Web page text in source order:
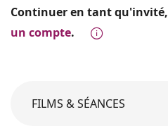
Continuer en tant qu'invité,
un compte.
FILMS & SÉANCES